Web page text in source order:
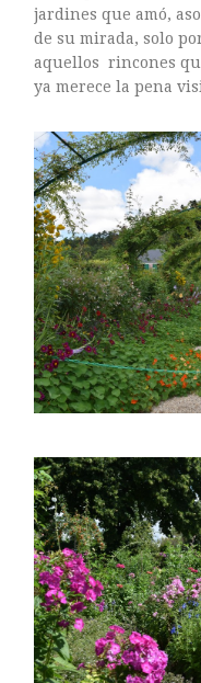
agosto 2015
julio 2015
junio 2015
julio 2014
abril 2014
ASTILBE, EL SUEÑO DE
Astilbe, las flores que
MANOS QUE CREAN:
BROMELIAS,
jardines que amó,
de su mirada, solo
aquellos rincones
ya merece la pena